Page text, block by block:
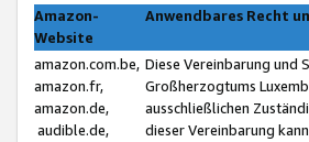
Amazon-
Website
Anwendbares Recht
amazon.com.be,
amazon.fr,
amazon.de,
audible.de,
Diese Vereinbarung und
Großherzogtums
ausschließlichen
dieser Vereinbarung